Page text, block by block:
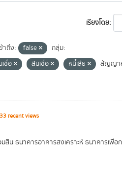
เรียงโดย
าถึง: false
กลุ่ม:
เชื่อ สินเชื่อ หนี้เสีย สัญญา
recent views
สิน ธนาคารอาคารสงเคราะห์ ธนาคารเพื่